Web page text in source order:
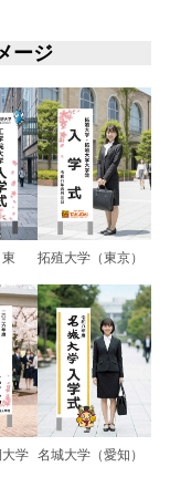
ージ
拓殖大学（東京）
学 名城大学（愛知）